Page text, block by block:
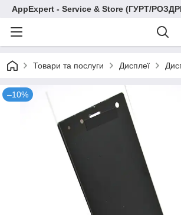
AppExpert - Service & Store (ГУРТ/
Товари та послуги Дисплеї
–10%